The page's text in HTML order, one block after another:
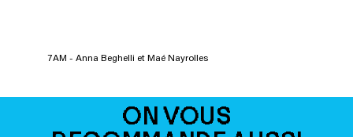
7AM - Anna Beghelli et Maé Nayrolles
ON VOUS